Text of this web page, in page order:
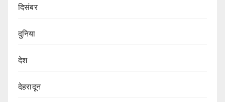
दिसंबर
दुनिया
देश
देहरादून